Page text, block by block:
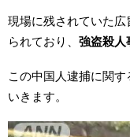
現場に残されていた
られており、 強盗殺人
この中国人逮捕に関
いきます。